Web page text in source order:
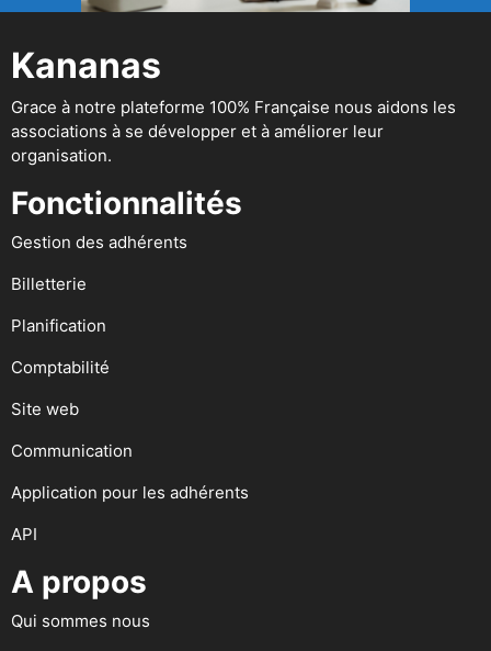
Kananas
Grace à notre plateforme 100% Française nous aidons les
associations à se développer et à améliorer leur
organisation.
Fonctionnalités
Gestion des adhérents
Billetterie
Planification
Comptabilité
Site web
Communication
Application pour les adhérents
API
A propos
Qui sommes nous